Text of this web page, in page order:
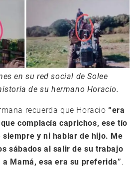
en su red social de Solee
de su hermano Horacio.
recuerda que Horacio“era
complacía caprichos, ese tío
siempre y ni hablar de hijo. Me
sábados al salir de su trabajo
Mamá, esa era su preferida”.